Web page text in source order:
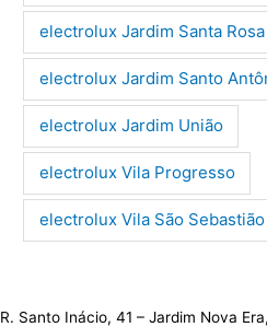
electrolux Jardim Santa Rosa
electrolux Jardim Santo
electrolux Jardim União
electrolux Vila Progresso
electrolux Vila São Sebastião
R. Santo Inácio, 41 – Jardim Nova